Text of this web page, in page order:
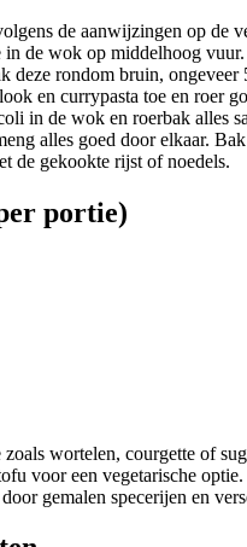
de aanwijzingen op de
in de wok op middelhoog vuur.
deze rondom bruin, ongeveer
en currypasta toe en roer
in de wok en roerbak alles
alles goed door elkaar.
de gekookte rijst of noedels.
portie)
zoals wortelen, courgette of
voor een vegetarische optie.
gemalen specerijen en